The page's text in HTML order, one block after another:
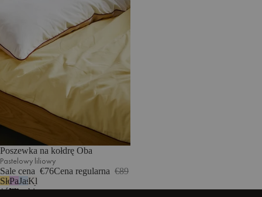
Poszewka na kołdrę Oba
Pastelowy liliowy
Sale cena €76Cena regularna €89
Słoneczny
żółty
Pastelowy
liliowy
Jasnoniebieski
Klasyczna
biel